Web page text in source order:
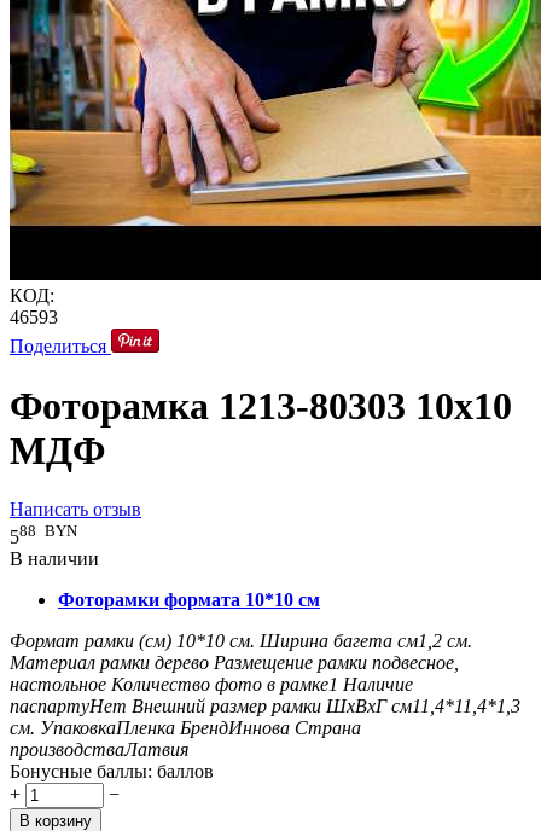
КОД:
46593
Поделиться
Фоторамка 1213-80303 10x10
МДФ
Написать отзыв
588 BYN
В наличии
Фоторамки формата 10*10 см
Формат рамки (см) 10*10 см. Ширина багета см1,2 см.
Материал рамки дерево Размещение рамки подвесное,
настольное Количество фото в рамке1 Наличие
паспартуНет Внешний размер рамки ШxВxГ см11,4*11,4*1,3
см. УпаковкаПленка БрендИннова Страна
производстваЛатвия
Бонусные баллы: баллов
+
−
В корзину